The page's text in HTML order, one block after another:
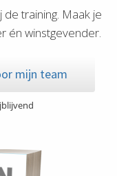
training. Maak je
én winstgevender.
mijn team